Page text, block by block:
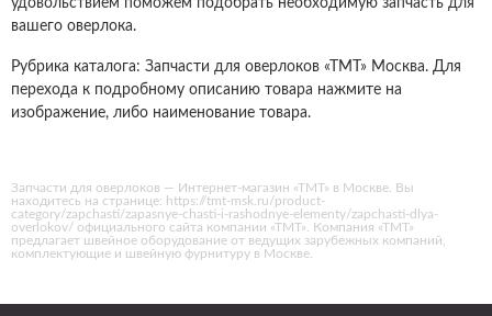
удовольствием поможем подобрать необходимую запчасть для
вашего оверлока.
Рубрика каталога: Запчасти для оверлоков «ТМТ» Москва. Для
перехода к подробному описанию товара нажмите на
изображение, либо наименование товара.
Запчасти для оверлоков — Интернет-магазин «ТМТ» в Москве. Вы
находитесь на странице: https://tmt-msk.ru/product-
category/zapchasti/zapasnye-chasti-i-rashodnye-elementy/zapchasti-dlya-
overlokov/ официального сайта компании «ТМТ». Компания «ТМТ»
предлагает швейное оборудование от ведущих зарубежных компаний,
комплектующие и швейную фурнитуру в Москве.